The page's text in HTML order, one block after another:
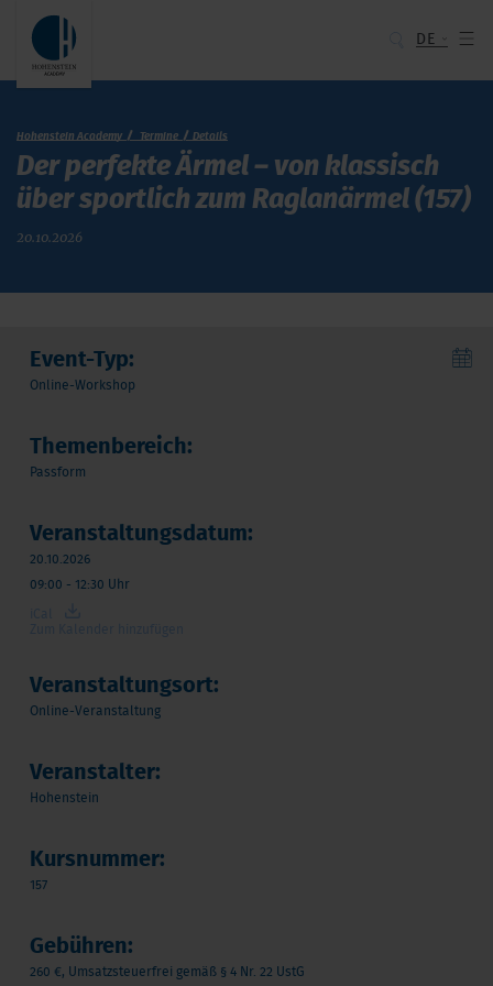
DE
Hohenstein Academy Termine Details
Der perfekte Ärmel – von klassisch
über sportlich zum Raglanärmel (157)
20.10.2026
Event-Typ:
Online-Workshop
Themenbereich:
Passform
Veranstaltungsdatum:
20.10.2026
09:00 - 12:30 Uhr
Veranstaltungsort:
Online-Veranstaltung
Veranstalter:
Hohenstein
Kursnummer:
157
Gebühren:
260 €, Umsatzsteuerfrei gemäß § 4 Nr. 22 UstG